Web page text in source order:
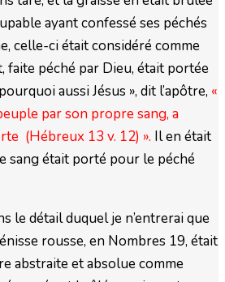
ayant confessé ses péchés
celle-ci était considéré comme
faite péché par Dieu, était portée
aussi Jésus », dit l’apôtre, «
par son propre sang, a
(Hébreux 13 v. 12) ». Il en était
sang était porté pour le péché
le détail duquel je n’entrerai que
rousse, en Nombres 19, était
abstraite et absolue comme